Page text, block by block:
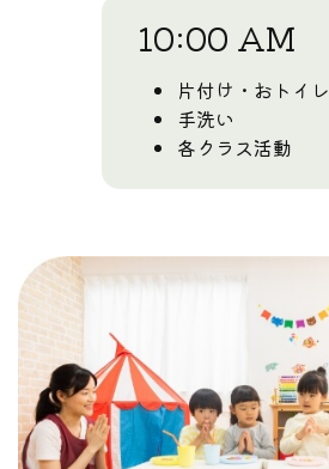
10:00 AM
片付け・おトイレ
手洗い
各クラス活動